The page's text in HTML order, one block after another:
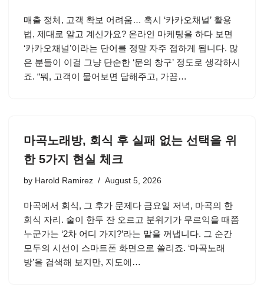
매출 정체, 고객 확보 어려움… 혹시 ‘카카오채널’ 활용
법, 제대로 알고 계신가요? 온라인 마케팅을 하다 보면
‘카카오채널’이라는 단어를 정말 자주 접하게 됩니다. 많
은 분들이 이걸 그냥 단순한 ‘문의 창구’ 정도로 생각하시
죠. “뭐, 고객이 물어보면 답해주고, 가끔…
마곡노래방, 회식 후 실패 없는 선택을 위
한 5가지 현실 체크
by Harold Ramirez August 5, 2026
마곡에서 회식, 그 후가 문제다 금요일 저녁, 마곡의 한
회식 자리. 술이 한두 잔 오르고 분위기가 무르익을 때쯤
누군가는 ‘2차 어디 가지?’라는 말을 꺼냅니다. 그 순간
모두의 시선이 스마트폰 화면으로 쏠리죠. ‘마곡노래
방’을 검색해 보지만, 지도에…